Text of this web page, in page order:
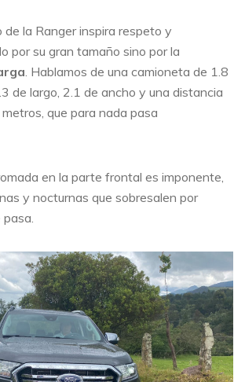
de la Ranger inspira respeto y
por su gran tamaño sino por la
. Hablamos de una camioneta de 1.8
de largo, 2.1 de ancho y una distancia
que para nada pasa
en la parte frontal es imponente,
y nocturnas que sobresalen por
pasa.